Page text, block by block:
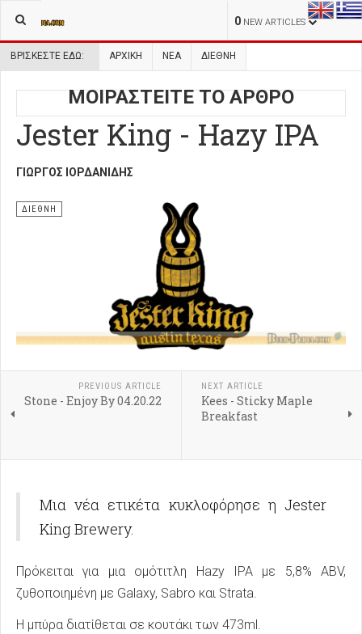
0 NEW ARTICLES
ΒΡΊΣΚΕΣΤΕ ΕΔΏ: ΑΡΧΙΚΉ ΝΕΑ ΔΙΕΘΝΗ
ΜΟΙΡΑΣΤΕΙΤΕ ΤΟ ΑΡΘΡΟ
Jester King - Hazy IPA
ΓΙΏΡΓΟΣ ΙΟΡΔΑΝΊΔΗΣ
ΔΙΕΘΝΗ
PREVIOUS ARTICLE
Stone - Enjoy By 04.20.22
NEXT ARTICLE
Kees - Sticky Maple
Breakfast
Μια νέα ετικέτα κυκλοφόρησε η Jester
King Brewery.
Πρόκειται για μια ομότιτλη Hazy IPA με 5,8% ABV,
ζυθοποιημένη με Galaxy, Sabro και Strata.
Η μπύρα διατίθεται σε κουτάκι των 473ml.